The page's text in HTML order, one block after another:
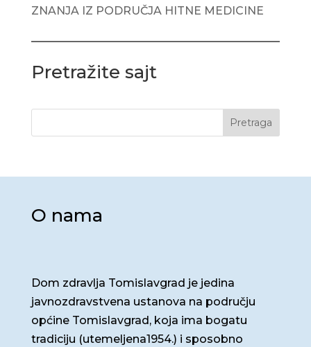
ZNANJA IZ PODRUČJA HITNE MEDICINE
Pretražite sajt
Pretraga
O nama
Dom zdravlja Tomislavgrad je jedina
javnozdravstvena ustanova na području
općine Tomislavgrad, koja ima bogatu
tradiciju (utemeljena1954.) i sposobno